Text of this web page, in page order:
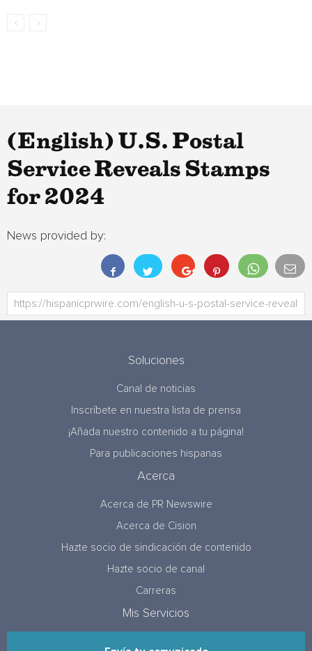
(English) U.S. Postal
Service Reveals Stamps
for 2024
News provided by:
Soluciones
Canal de noticias
Inscríbete en nuestra lista de prensa
¡Añada nuestro contenido a tu página!
Para publicaciones hispanas
Acerca
Acerca de PR Newswire
Acerca de Cision
Hazte socio de sindicación de contenido
Hazte socio de canal
Carreras
Mis Servicios